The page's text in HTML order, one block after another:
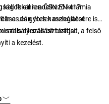
felelnie a ČSN EN 417
és gyors használatot
szabályozás biztosítja.
rendelkező kerámia
után ételek melegítésére is
ellenállást biztosít, a felső
a kezelést.